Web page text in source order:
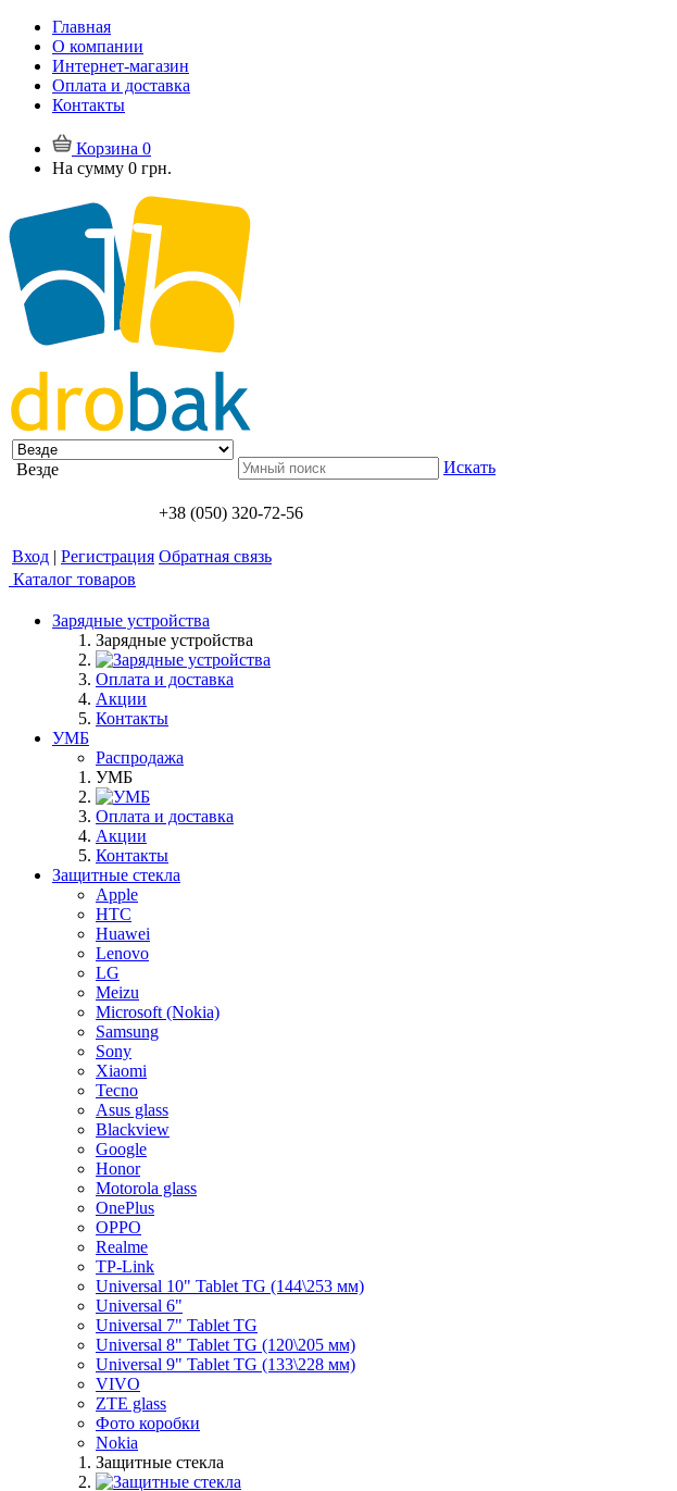
Главная
О компании
Интернет-магазин
Оплата и доставка
Контакты
Корзина 0
На сумму 0 грн.
Везде Искать
+38 (050) 320-72-56
Вход | Регистрация Обратная связь
Каталог товаров
Зарядные устройства
Зарядные устройства
Оплата и доставка
Акции
Контакты
УМБ
Распродажа
УМБ
Оплата и доставка
Акции
Контакты
Защитные стекла
Apple
HTC
Huawei
Lenovo
LG
Meizu
Microsoft (Nokia)
Samsung
Sony
Xiaomi
Tecno
Asus glass
Blackview
Google
Honor
Motorola glass
OnePlus
OPPO
Realme
TP-Link
Universal 10" Tablet TG (144\253 мм)
Universal 6"
Universal 7" Tablet TG
Universal 8" Tablet TG (120\205 мм)
Universal 9" Tablet TG (133\228 мм)
VIVO
ZTE glass
Фото коробки
Nokia
Защитные стекла